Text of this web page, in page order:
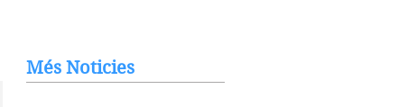
Més Noticies